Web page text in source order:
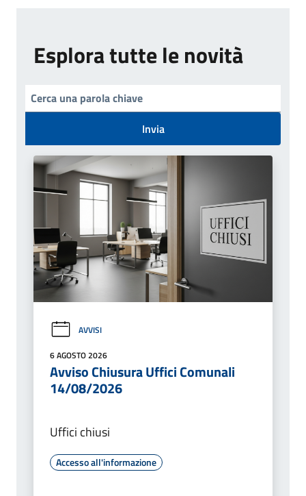
Esplora tutte le novità
Invia
AVVISI
6 AGOSTO 2026
Avviso Chiusura Uffici Comunali
14/08/2026
Uffici chiusi
Accesso all'informazione